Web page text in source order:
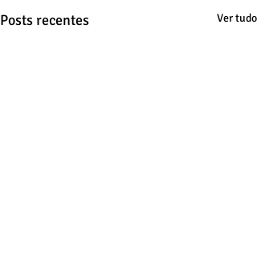
Posts recentes Ver tudo